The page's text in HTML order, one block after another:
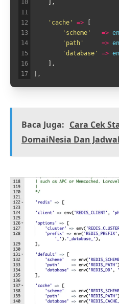
10
11
12
13
14
15
16
17
,
'cache' =>
[
'scheme'
=>
'path'
=>
'database'
=>
] ,
] ,
Baca Juga: Cara Cek
DomaiNesia Dan